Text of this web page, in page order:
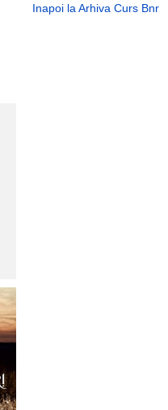
Inapoi la Arhiva Curs Bnr